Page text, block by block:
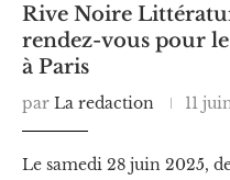
Rive Noire
rendez-vous pour
à Paris
par La redaction 11
Le samedi 28 juin 2025,